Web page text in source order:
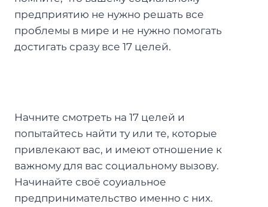
предприятию не нужно решать все
проблемы в мире и не нужно помогать
достигать сразу все 17 целей.
Начните смотреть на 17 целей и
попытайтесь найти ту или те, которые
привлекают вас, и имеют отношение к
важному для вас социальному вызову.
Начинайте своё соуиальное
предпринимательство именно с них.